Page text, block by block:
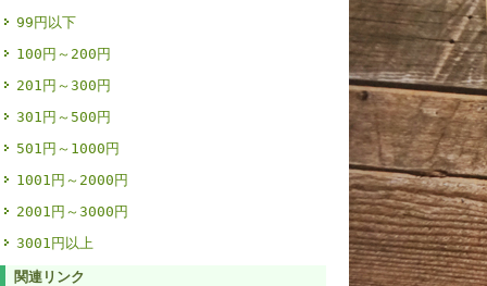
99円以下
100円～200円
201円～300円
301円～500円
501円～1000円
1001円～2000円
2001円～3000円
3001円以上
関連リンク